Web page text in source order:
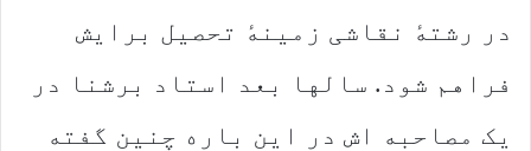
در رشتهٔ‌ نقاشی زمینهٔ تحصیل برایش
فراهم شود. سالها بعد استاد برشنا در
یک مصاحبه اش در این باره چنین گفته